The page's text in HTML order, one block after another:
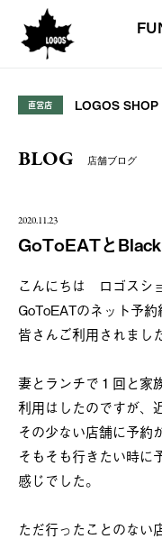
直営店 LOGOS SHOP
BLOG 店舗ブログ
2020.11.23
GoToEATと
こんにちは ロゴスシ
GoToEATのネット予約
皆さんご利用されまし
妻とランチで１回と家
利用はしたのですが、
その少ない店舗に予約
そもそも行きたい時に
感じでした。
ただ行ったことのない